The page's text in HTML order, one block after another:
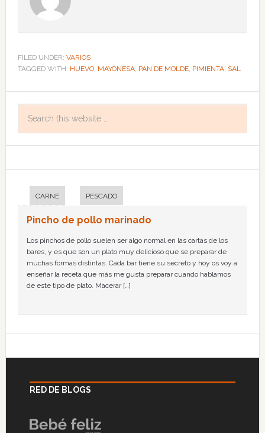
FILED UNDER: VARIOS
TAGGED WITH: HUEVO, MAYONESA, PAN DE MOLDE, PIMIENTA, SAL
CARNE PESCADO
Pincho de pollo marinado
Los pinchos de pollo suelen ser algo normal en las cartas de los
bares, y es que son un plato muy delicioso que se preparar de
muchas formas distintas. Cada bar tiene su secreto y hoy os voy a
enseñar la receta que más me gusta preparar cuando hablamos
de este tipo de plato. Macerar […]
RED DE BLOGS